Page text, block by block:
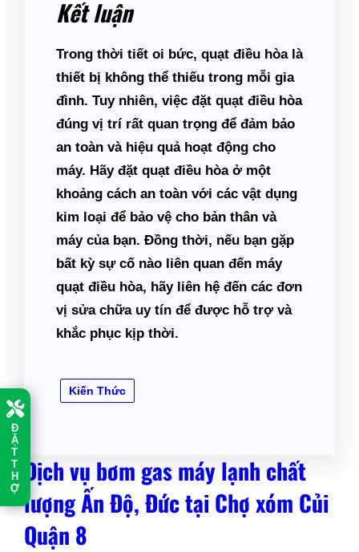
Đ
Ặ
T
T
H
Ợ
Kết luận
Trong thời tiết oi bức, quạt điều hòa là
thiết bị không thể thiếu trong mỗi gia
đình. Tuy nhiên, việc đặt quạt điều hòa
đúng vị trí rất quan trọng để đảm bảo
an toàn và hiệu quả hoạt động cho
máy. Hãy đặt quạt điều hòa ở một
khoảng cách an toàn với các vật dụng
kim loại để bảo vệ cho bản thân và
máy của bạn. Đồng thời, nếu bạn gặp
bất kỳ sự cố nào liên quan đến máy
quạt điều hòa, hãy liên hệ đến các đơn
vị sửa chữa uy tín để được hỗ trợ và
khắc phục kịp thời.
Kiến Thức
Dịch vụ bơm gas máy lạnh chất
lượng Ấn Độ, Đức tại Chợ xóm Củi
Quận 8